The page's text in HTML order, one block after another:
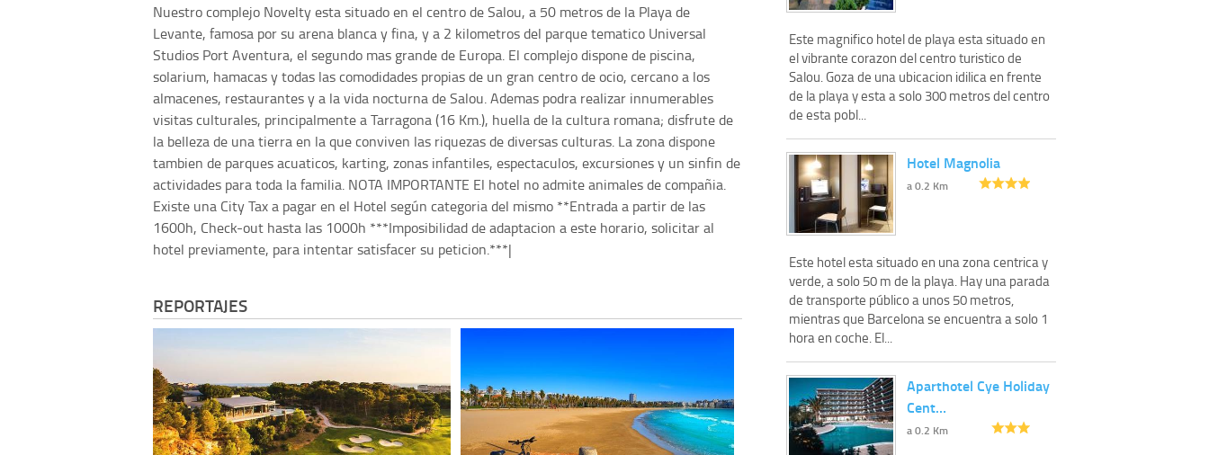
Nuestro complejo Novelty esta situado en el centro de Salou, a 50 metros de la Playa de
Levante, famosa por su arena blanca y fina, y a 2 kilometros del parque tematico Universal
Studios Port Aventura, el segundo mas grande de Europa. El complejo dispone de piscina,
solarium, hamacas y todas las comodidades propias de un gran centro de ocio, cercano a los
almacenes, restaurantes y a la vida nocturna de Salou. Ademas podra realizar innumerables
visitas culturales, principalmente a Tarragona (16 Km.), huella de la cultura romana; disfrute de
la belleza de una tierra en la que conviven las riquezas de diversas culturas. La zona dispone
tambien de parques acuaticos, karting, zonas infantiles, espectaculos, excursiones y un sinfin de
actividades para toda la familia. NOTA IMPORTANTE El hotel no admite animales de compañia.
Existe una City Tax a pagar en el Hotel según categoria del mismo **Entrada a partir de las
1600h, Check-out hasta las 1000h ***Imposibilidad de adaptacion a este horario, solicitar al
hotel previamente, para intentar satisfacer su peticion.***|
REPORTAJES
Este magnifico hotel de playa esta situado en
el vibrante corazon del centro turistico de
Salou. Goza de una ubicacion idilica en frente
de la playa y esta a solo 300 metros del centro
de esta pobl...
Hotel Magnolia
a 0.2 Km
Este hotel esta situado en una zona centrica y
verde, a solo 50 m de la playa. Hay una parada
de transporte público a unos 50 metros,
mientras que Barcelona se encuentra a solo 1
hora en coche. El...
Aparthotel Cye Holiday
Cent…
a 0.2 Km